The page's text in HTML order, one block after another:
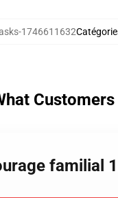
1746611632
Customers
familial